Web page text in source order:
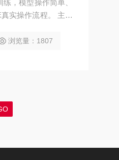
，模型操作简单、
实操作流程。 主要
变、增生性糖尿病
浏览量：1807